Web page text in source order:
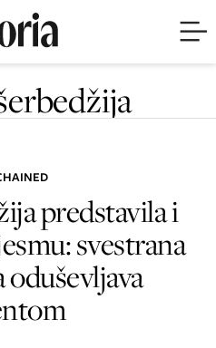
predstavila i
svestrana
oduševljava